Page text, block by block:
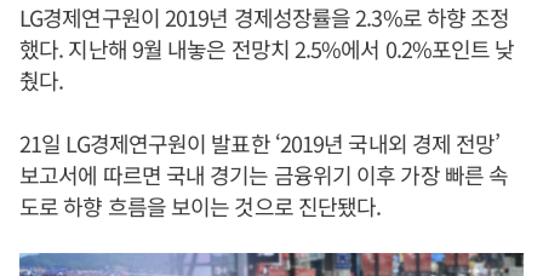
LG경제연구원이 2019년 경제성장률을 2.3%로 하향 조정
했다. 지난해 9월 내놓은 전망치 2.5%에서 0.2%포인트 낮
췄다.
21일 LG경제연구원이 발표한 ‘2019년 국내외 경제 전망’
보고서에 따르면 국내 경기는 금융위기 이후 가장 빠른 속
도로 하향 흐름을 보이는 것으로 진단됐다.